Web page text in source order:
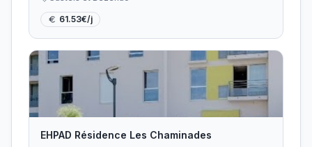
61.53€/j
EHPAD Résidence Les Chaminades